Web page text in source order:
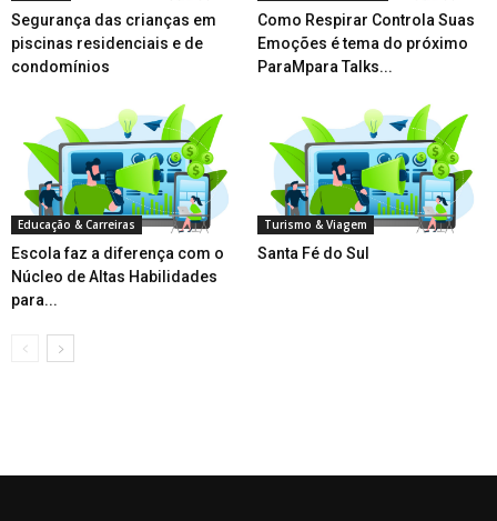
Segurança das crianças em
piscinas residenciais e de
condomínios
Como Respirar Controla Suas
Emoções é tema do próximo
ParaMpara Talks...
Educação & Carreiras
Escola faz a diferença com o
Núcleo de Altas Habilidades
para...
Turismo & Viagem
Santa Fé do Sul